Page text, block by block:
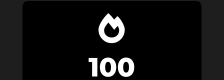

100